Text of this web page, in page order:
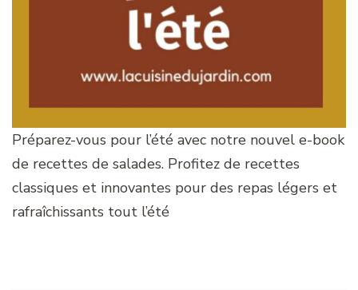
Préparez-vous pour l’été avec notre nouvel e-book
de recettes de salades. Profitez de recettes
classiques et innovantes pour des repas légers et
rafraîchissants tout l’été